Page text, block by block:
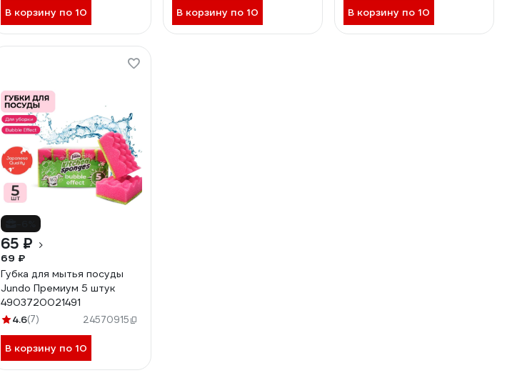
В корзину по 10 В корзину по 10 В корзину по 10
65 ₽
69 ₽
Губка для мытья посуды
Jundo Премиум 5 штук
4903720021491
4.6(7) 24570915
В корзину по 10